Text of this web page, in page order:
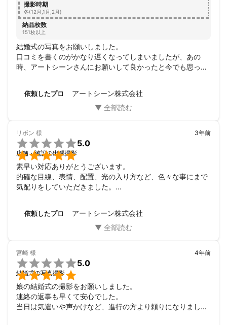
撮影時期
冬(12月,1月,2月)
納品枚数
151枚以上
結婚式の写真をお願いしました。
口コミを書くのがかなり遅くなってしまいましたが、あの
時、アートシーンさんにお願いして良かったと今でも思って
た写真も最高でした。
人生の節目の写真をたくさん撮っていただきありがとうござ
依頼したプロ アートシーン株式会社
リボン 様


5.0
店舗・施設の出張撮影
3年前
素早い対応ありがとうございます。
的確な目線、表情、配置、光の入り方など、色々な事にまで
気配りをしていただきました。
本日は、ありがとうございました。
プロに撮ってもらう醍醐味でした！
依頼したプロ アートシーン株式会社
宮崎 様


5.0
結婚式の写真撮影
4年前
娘の結婚式の撮影をお願いしました。
連絡の返事も早くて安心でした。
当日は気遣いや声かけなど、進行の方より頼りになりまし